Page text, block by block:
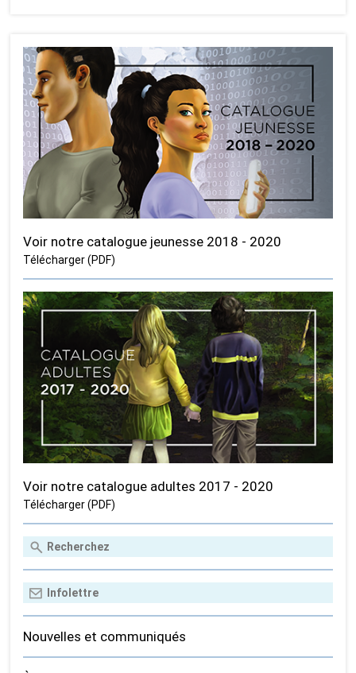
Voir notre catalogue jeunesse 2018 - 2020
Télécharger (PDF)
Voir notre catalogue adultes 2017 - 2020
Télécharger (PDF)
Nouvelles et communiqués